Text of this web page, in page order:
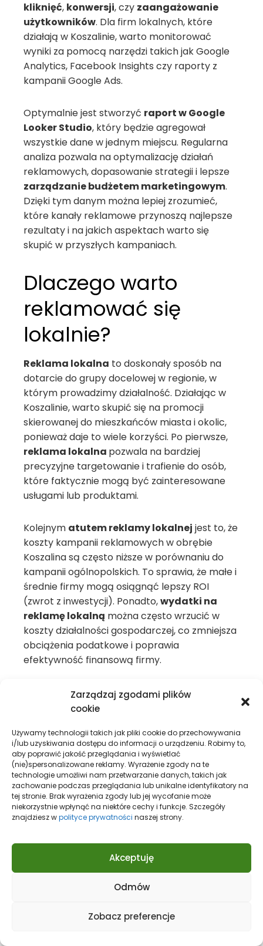
Zarządzaj zgodami plików
cookie
Używamy technologii takich jak pliki cookie do przechowywania
i/lub uzyskiwania dostępu do informacji o urządzeniu. Robimy to,
aby poprawić jakość przeglądania i wyświetlać
(nie)spersonalizowane reklamy. Wyrażenie zgody na te
technologie umożliwi nam przetwarzanie danych, takich jak
zachowanie podczas przeglądania lub unikalne identyfikatory na
tej stronie. Brak wyrażenia zgody lub jej wycofanie może
niekorzystnie wpłynąć na niektóre cechy i funkcje. Szczegóły
znajdziesz wpolityce prywatności naszej strony.
Akceptuję
Odmów
Zobacz preferencje
kliknięć, konwersji, czy zaangażowanie
użytkowników. Dla firm lokalnych, które
działają w Koszalinie, warto monitorować
wyniki za pomocą narzędzi takich jak Google
Analytics, Facebook Insights czy raporty z
kampanii Google Ads.
Optymalnie jest stworzyć raport w Google
Looker Studio, który będzie agregował
wszystkie dane w jednym miejscu. Regularna
analiza pozwala na optymalizację działań
reklamowych, dopasowanie strategii i lepsze
zarządzanie budżetem marketingowym.
Dzięki tym danym można lepiej zrozumieć,
które kanały reklamowe przynoszą najlepsze
rezultaty i na jakich aspektach warto się
skupić w przyszłych kampaniach.
Dlaczego warto
reklamować się
lokalnie?
Reklama lokalna to doskonały sposób na
dotarcie do grupy docelowej w regionie, w
którym prowadzimy działalność. Działając w
Koszalinie, warto skupić się na promocji
skierowanej do mieszkańców miasta i okolic,
ponieważ daje to wiele korzyści. Po pierwsze,
reklama lokalna pozwala na bardziej
precyzyjne targetowanie i trafienie do osób,
które faktycznie mogą być zainteresowane
usługami lub produktami.
Kolejnym atutem reklamy lokalnej jest to, że
koszty kampanii reklamowych w obrębie
Koszalina są często niższe w porównaniu do
kampanii ogólnopolskich. To sprawia, że małe i
średnie firmy mogą osiągnąć lepszy ROI
(zwrot z inwestycji). Ponadto,wydatki na
reklamę lokalną można często wrzucić w
koszty działalności gospodarczej, co zmniejsza
obciążenia podatkowe i poprawia
efektywność finansową firmy.
Zacznij działać i
rozwijaj swoją firmę!
Jesteśmy pewni, że nasz artykułów pomógł Ci
znaleźć odpowiedź na pytanie o to, jak
reklamować się w Koszalinie, aby reklama była
skuteczna. Pamiętaj, żewybór odpowiedniej
formy reklamyzależy w znacznej mierze od
profilu działalności firmy oraz grupy docelowej.
Dlatego zrób research i zdefiniuj, gdzie jest
największa grupa potencjalnych odbiorców
Twoich usług lub produktów. Reklamę możesz
zaprojektować sam lub poszukać pomocy w
drukarniach. Najlepszym wyborem dla małych